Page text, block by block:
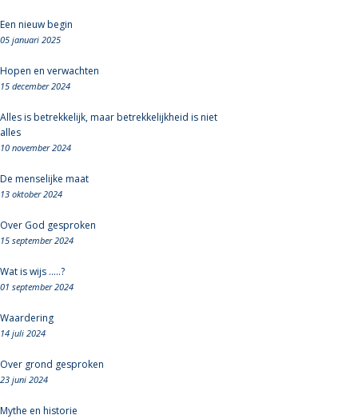
Een nieuw begin
05 januari 2025
Hopen en verwachten
15 december 2024
Alles is betrekkelijk, maar betrekkelijkheid is niet
alles
10 november 2024
De menselijke maat
13 oktober 2024
Over God gesproken
15 september 2024
Wat is wijs .....?
01 september 2024
Waardering
14 juli 2024
Over grond gesproken
23 juni 2024
Mythe en historie